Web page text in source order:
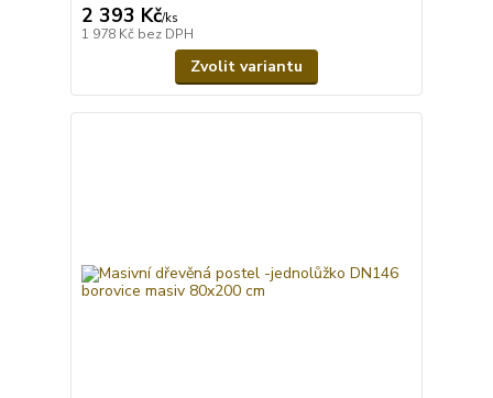
2 393 Kč/ks
1 978 Kč bez DPH
Zvolit variantu